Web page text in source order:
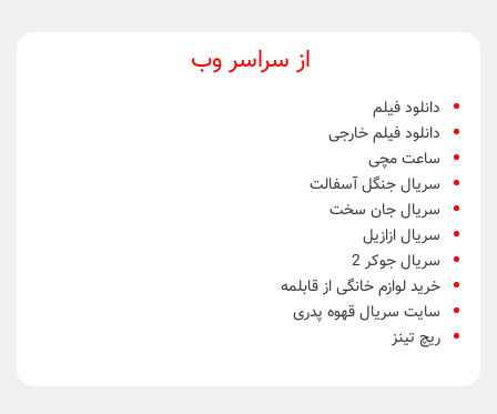
از سراسر وب
دانلود فیلم
دانلود فیلم خارجی
ساعت مچی
سریال جنگل آسفالت
سریال جان سخت
سریال ازازیل
سریال جوکر 2
خرید لوازم خانگی از قابلمه
سایت سریال قهوه پدری
ریچ تینز